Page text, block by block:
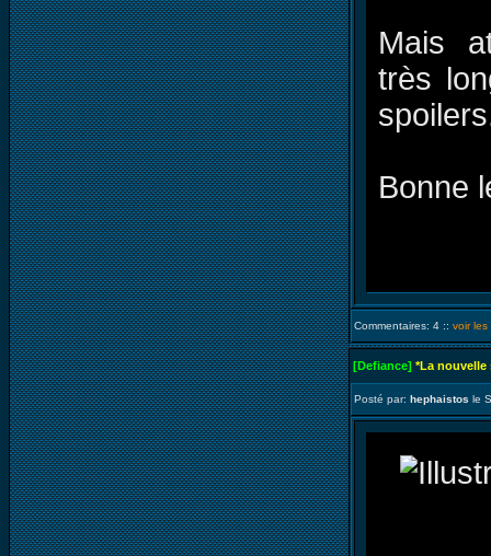
Mais
très
Bonne
Commentaires: 4 :: voir les
[Defiance] *La nouvelle
Posté par: hephaistos le